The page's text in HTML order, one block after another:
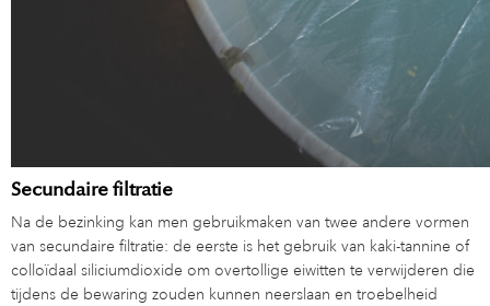
Secundaire filtratie
Na de bezinking kan men gebruikmaken van twee andere vormen
van secundaire filtratie: de eerste is het gebruik van kaki-tannine of
colloïdaal siliciumdioxide om overtollige eiwitten te verwijderen die
tijdens de bewaring zouden kunnen neerslaan en troebelheid